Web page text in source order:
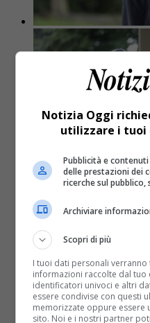
Cronaca8 anni fa
Pray ladri di
Pray ladri di gioielli e
Notizia Oggi
utilizzare i tuoi
Pubblicità e
delle prestazioni dei
ricerche sul pubblico,
Archiviare
Scopri di più
I tuoi dati personali
informazioni raccolte dal
identificatori univoci e altri
essere condivise con questi
memorizzate oppure essere
sito. Noi e i nostri partner